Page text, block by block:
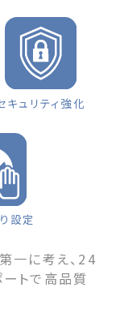
キュリティ強化
設定
一に考え、24
トで高品質